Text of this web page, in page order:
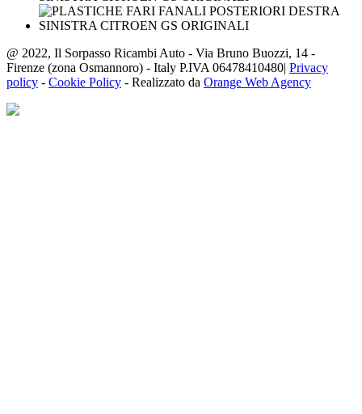
@ 2022, Il Sorpasso Ricambi Auto - Via Bruno Buozzi, 14 -
Firenze (zona Osmannoro) - Italy P.IVA 06478410480| Privacy
policy - Cookie Policy - Realizzato da Orange Web Agency